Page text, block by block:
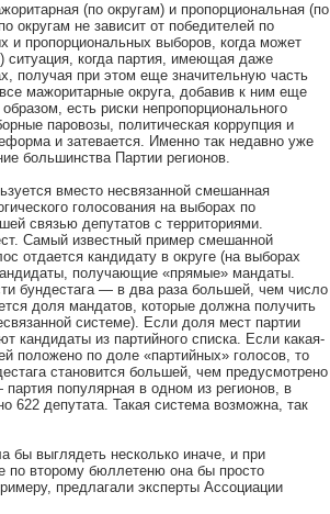
(по округам) и пропорциональная (по
округам не зависит от победителей по
и пропорциональных выборов, когда может
ситуация, когда партия, имеющая даже
получая при этом еще значительную часть
мажоритарные округа, добавив к ним еще
есть риски непропорционального
паровозы, политическая коррупция и
и затевается. Именно так недавно уже
большинства Партии регионов.
вместо несвязанной смешанная
голосования на выборах по
связью депутатов с территориями.
Самый известный пример смешанной
отдается кандидату в округе (на выборах
получающие «прямые» мандаты.
бундестага — в два раза большей, чем число
доля мандатов, которые должна получить
системе). Если доля мест партии
из партийного списка. Если какая-
положено по доле «партийных» голосов, то
становится большей, чем предусмотрено
популярная в одном из регионов, в
622 депутата. Такая система возможна, так
бы выглядеть несколько иначе, и при
по второму бюллетеню она бы просто
предлагали эксперты Ассоциации